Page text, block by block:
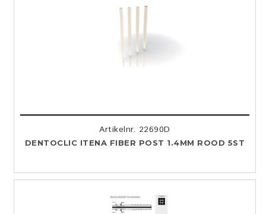
Artikelnr. 22690D
DENTOCLIC ITENA FIBER POST 1.4MM ROOD 5ST